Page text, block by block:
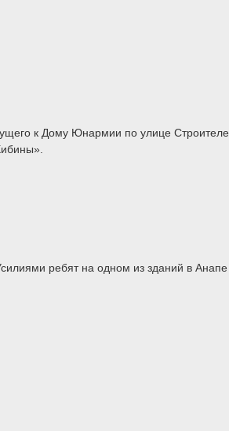
к Дому Юнармии по улице
ребят на одном из зданий в